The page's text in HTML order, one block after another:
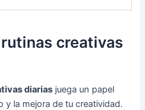
creativas
diarias juega un papel
y la mejora de tu creatividad.